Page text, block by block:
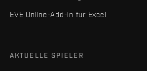
EVE Online-Add-in für Excel
AKTUELLE SPIELER